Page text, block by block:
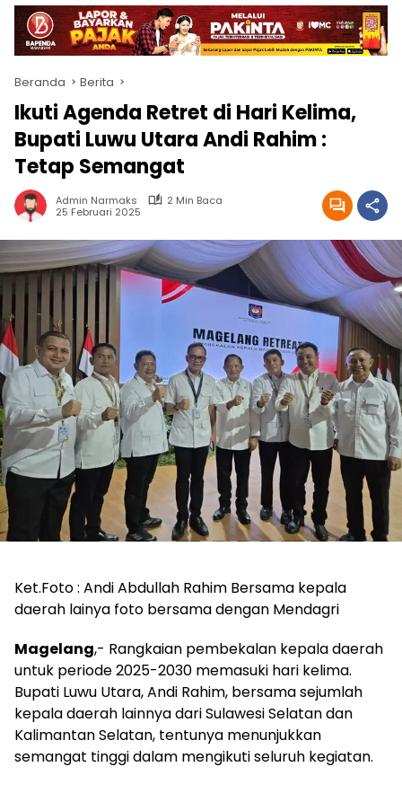
Beranda Berita
Ikuti Agenda Retret di Hari Kelima,
Bupati Luwu Utara Andi Rahim :
Tetap Semangat
Admin Narmaks
2 Min Baca
25 Februari 2025
Ket.Foto : Andi Abdullah Rahim Bersama kepala
daerah lainya foto bersama dengan Mendagri
Magelang,- Rangkaian pembekalan kepala daerah
untuk periode 2025-2030 memasuki hari kelima.
Bupati Luwu Utara, Andi Rahim, bersama sejumlah
kepala daerah lainnya dari Sulawesi Selatan dan
Kalimantan Selatan, tentunya menunjukkan
semangat tinggi dalam mengikuti seluruh kegiatan.